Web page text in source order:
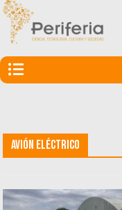
Avión Eléctrico